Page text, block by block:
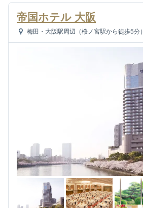
帝国ホテル 大阪
梅田・大阪駅周辺（桜ノ宮駅から徒歩5分）